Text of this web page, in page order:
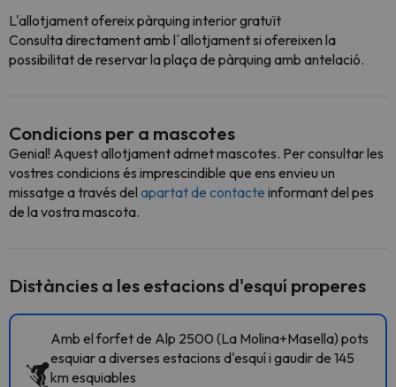
L'allotjament ofereix pàrquing interior gratuït
Consulta directament amb l´allotjament si ofereixen la
possibilitat de reservar la plaça de pàrquing amb antelació.
Condicions per a mascotes
Genial! Aquest allotjament admet mascotes. Per consultar les
vostres condicions és imprescindible que ens envieu un
missatge a través del apartat de contacte informant del pes
de la vostra mascota.
Distàncies a les estacions d'esquí properes
Amb el forfet de Alp 2500 (La Molina+Masella) pots
esquiar a diverses estacions d'esquí i gaudir de 145
km esquiables